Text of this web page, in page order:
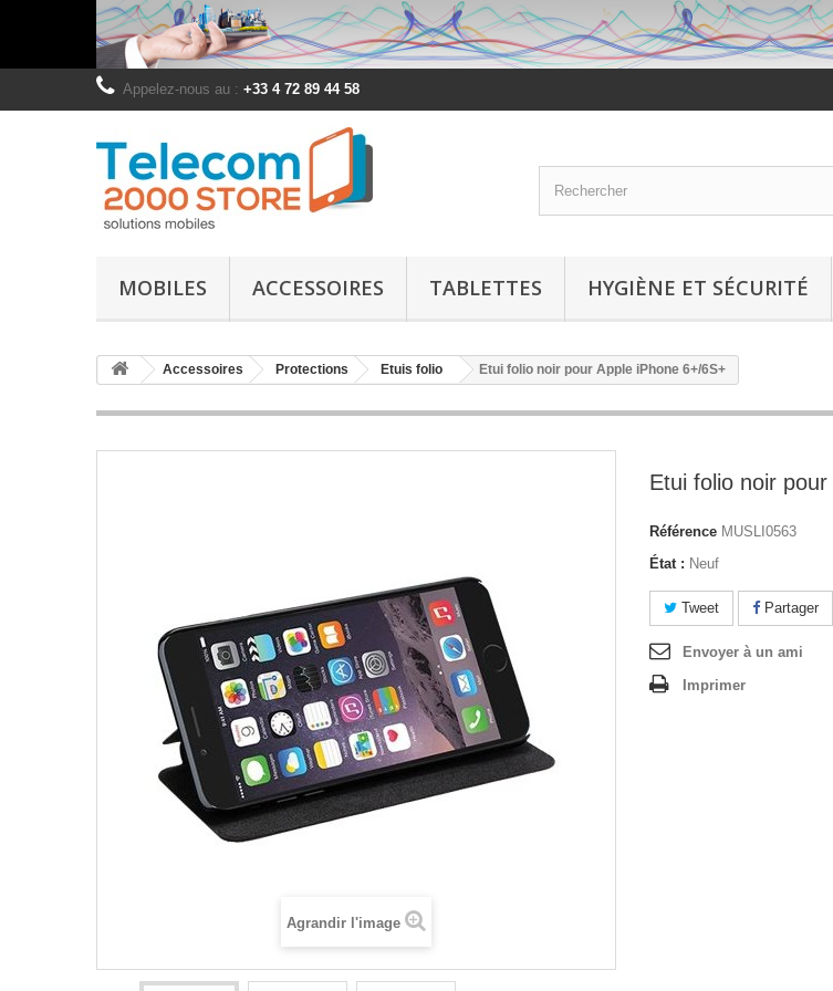
Appelez-nous au : +33 4 72 89 44 58
MOBILES ACCESSOIRES TABLETTES HYGIÈNE ET SÉCURITÉ
Accessoires Protections Etuis folio Etui folio noir pour Apple iPhone 6+/6S+
Agrandir l'image
Etui folio noir
Référence MUSLI0563
État : Neuf
Tweet Partager
Envoyer à un ami
Imprimer